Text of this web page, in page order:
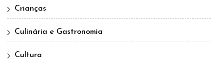
Crianças
Culinária e Gastronomia
Cultura